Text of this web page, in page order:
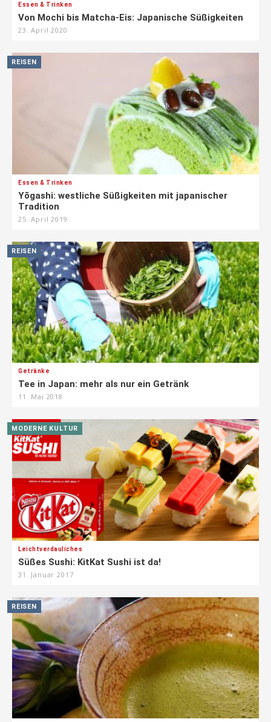
Essen & Trinken
Von Mochi bis Matcha-Eis: Japanische Süßigkeiten
23. April 2020
REISEN
Essen & Trinken
Yōgashi: westliche Süßigkeiten mit japanischer
Tradition
25. April 2019
REISEN
Getränke
Tee in Japan: mehr als nur ein Getränk
11. Mai 2018
MODERNE KULTUR
Leichtverdauliches
Süßes Sushi: KitKat Sushi ist da!
31. Januar 2017
REISEN